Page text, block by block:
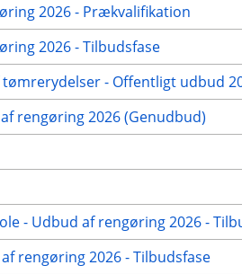
2026 - Prækvalifikation
2026 - Tilbudsfase
- Offentligt udbud
rengøring 2026 (Genudbud)
- Udbud af rengøring 2026 -
rengøring 2026 - Tilbudsfase